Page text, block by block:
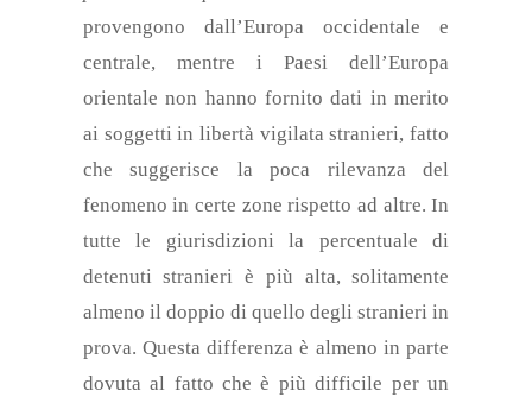
provengono dall’Europa occidentale e
centrale, mentre i Paesi dell’Europa
orientale non hanno fornito dati in merito
ai soggetti in libertà vigilata stranieri, fatto
che suggerisce la poca rilevanza del
fenomeno in certe zone rispetto ad altre. In
tutte le giurisdizioni la percentuale di
detenuti stranieri è più alta,solitamente
almeno il doppio di quello degli stranieri in
prova. Questa differenza è almeno in parte
dovuta al fatto che è piùdifficile per un